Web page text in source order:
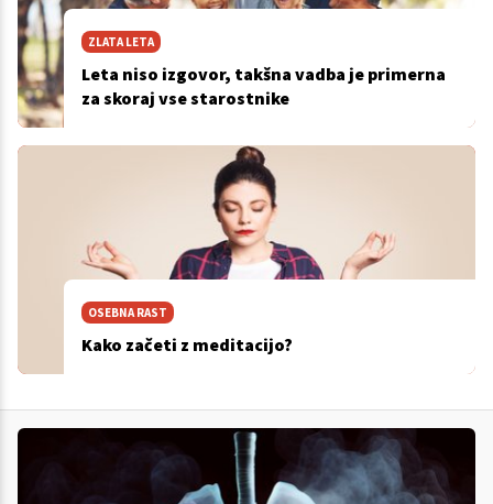
ZLATA LETA
Leta niso izgovor, takšna vadba je primerna
za skoraj vse starostnike
OSEBNA RAST
Kako začeti z meditacijo?